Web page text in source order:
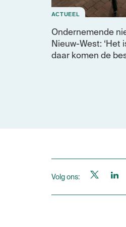
ACTUEEL
Ondernemende
Nieuw-West: ‘Het
daar komen de
Volg ons: Samen